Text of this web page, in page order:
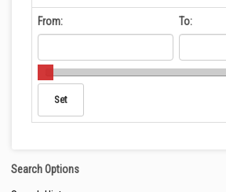
From: To:
Search Options